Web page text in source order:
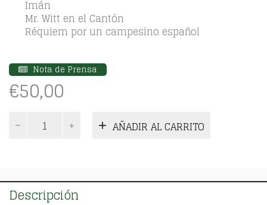
Imán
Mr. Witt en el Cantón
Réquiem por un campesino español
Nota de Prensa
€50,00
I
cantidad
AÑADIR AL CARRITO
Descripción